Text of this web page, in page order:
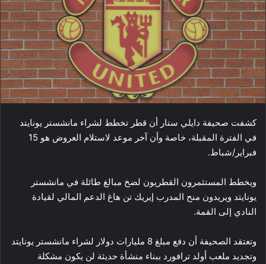
كشفت صحيفة دايلي ستار أن ​قطر​ تخطط لشراء ​مانشستر يونايتد​
في الفترة المقبلة، خاصة وأن آخر موعد لاستلام العروض هو 15
فبراير/شباط.
ويخطط المستثمرون القطريون لضخ مبالغ طائلة في مانشستر
يونايتد ويريدون منح المدرب إيريك تن هاغ الدعم المالي لقيادة
النادي إلى القمة.
وتعتقد الصحيفة أن دفع مبلغ 8 مليارات دولار لشراء مانشستر يونايتد
وتجديد ملعب أولد ترافورد ببناء منشأة حديثة لن يكون مشكلة